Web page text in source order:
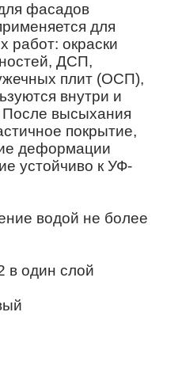
фасадов
для
работ: окраски
ДСП,
плит (ОСП),
внутри и
высыхания
покрытие,
деформации
устойчиво к УФ-
водой не более
в один слой